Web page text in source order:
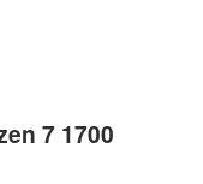
7 1700